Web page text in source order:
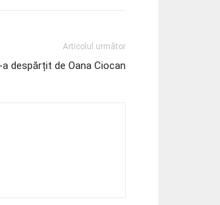
Articolul următor
despărțit de Oana Ciocan